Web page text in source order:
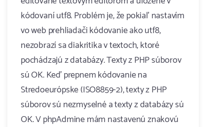
kódovaní utf8. Problém je, že pokiaľ nastavím
vo web prehliadači kódovanie ako utf8,
nezobrazí sa diakritika v textoch, ktoré
pochádzajú z databázy. Texty z PHP súborov
sú OK. Keď prepnem kódovanie na
Stredoeurópske (ISO8859-2), texty z PHP
súborov sú nezmyselné a texty z databázy sú
OK. V phpAdmine mám nastavenú znakovú